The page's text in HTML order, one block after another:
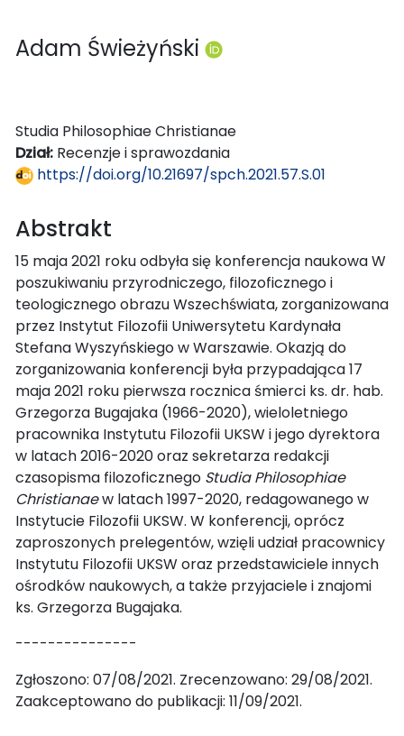
Adam Świeżyński
Studia Philosophiae Christianae
Dział: Recenzje i sprawozdania
https://doi.org/10.21697/spch.2021.57.S.01
Abstrakt
15 maja 2021 roku odbyła się konferencja naukowa W
poszukiwaniu przyrodniczego, filozoficznego i
teologicznego obrazu Wszechświata, zorganizowana
przez Instytut Filozofii Uniwersytetu Kardynała
Stefana Wyszyńskiego w Warszawie. Okazją do
zorganizowania konferencji była przypadająca 17
maja 2021 roku pierwsza rocznica śmierci ks. dr. hab.
Grzegorza Bugajaka (1966-2020), wieloletniego
pracownika Instytutu Filozofii UKSW i jego dyrektora
w latach 2016-2020 oraz sekretarza redakcji
czasopisma filozoficznego Studia Philosophiae
Christianaew latach 1997-2020, redagowanego w
Instytucie Filozofii UKSW. W konferencji, oprócz
zaproszonych prelegentów, wzięli udział pracownicy
Instytutu Filozofii UKSW oraz przedstawiciele innych
ośrodków naukowych, a także przyjaciele i znajomi
ks. Grzegorza Bugajaka.
---------------
Zgłoszono: 07/08/2021. Zrecenzowano: 29/08/2021.
Zaakceptowano do publikacji: 11/09/2021.